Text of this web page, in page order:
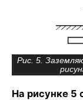
Рис. 5.
На рисунке 5